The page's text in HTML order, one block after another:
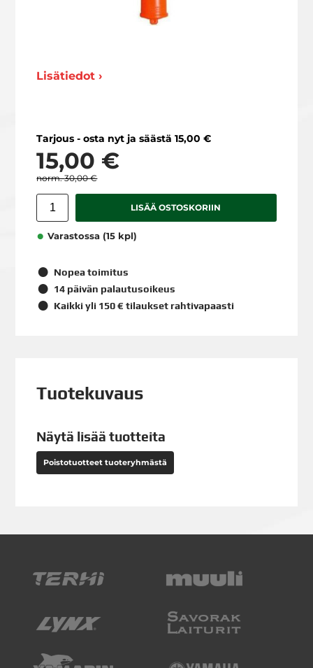
Lisätiedot ›
Tarjous - osta nyt ja säästä 15,00 €
15,00 €
30,00 €
LISÄÄ OSTOSKORIIN
Varastossa (15 kpl)
Nopea toimitus
14 päivän palautusoikeus
Kaikki yli 150 € tilaukset rahtivapaasti
Tuotekuvaus
Näytä lisää tuotteita
Poistotuotteet tuoteryhmästä